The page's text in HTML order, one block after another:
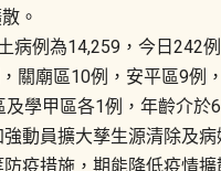
。
病例為14,259，今日242
關廟區10例，安平區9例
學甲區各1例，年齡介於
動員擴大孳生源清除及病
疫措施，期能降低疫情擴